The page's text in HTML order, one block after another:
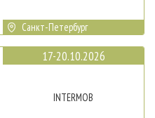
Санкт-Петербург
17-20.10.2026
INTERMOB